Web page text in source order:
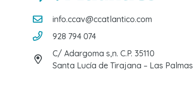
info.ccav@ccatlantico.com
928 794 074
C/ Adargoma s,n. C.P. 35110
Santa Lucía de Tirajana – Las Palmas